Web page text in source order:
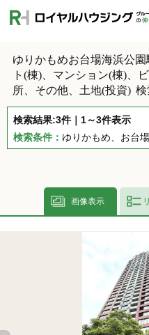
ゆりかもめお台場海浜公園
ト(棟)、マンション(棟)、
所、その他、土地(投資) 検
検索結果:3件｜1～3件表示
検索条件： ゆりかもめ、お台場海浜公園駅、下限なし～上限なし、
画像表示
ロイヤルハウジンググルー
売りたい
借りたい
貸したい
企業情報